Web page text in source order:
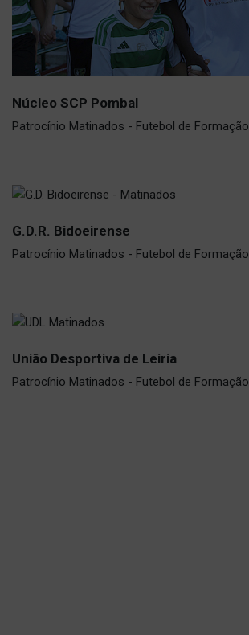
Núcleo SCP Pombal
Patrocínio Matinados - Futebol de Formação
G.D.R. Bidoeirense
Patrocínio Matinados - Futebol de Formação
União Desportiva de Leiria
Patrocínio Matinados - Futebol de Formação